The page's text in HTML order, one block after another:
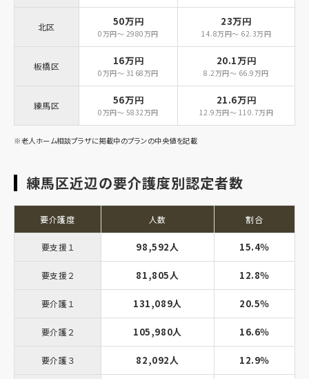
北区 50万円
0万円～ 2980万円
23万円
14.8万円～ 62.3万円
板橋区 16万円
0万円～ 3168万円
20.1万円
8.2万円～ 66.9万円
練馬区 56万円
0万円～ 5832万円
21.6万円
12.9万円～ 110.7万円
※老人ホーム相談プラザに掲載中のプランの中央値を記載
練馬区近辺の要介護度別認定者数
要介護度 人数 割合
要支援１ 98,592人 15.4％
要支援２ 81,805人 12.8％
要介護１ 131,089人 20.5％
要介護２ 105,980人 16.6％
要介護３ 82,092人 12.9％